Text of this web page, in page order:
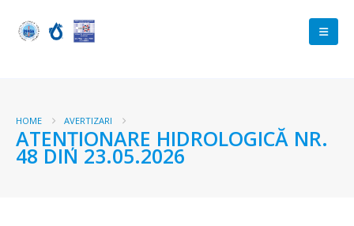
HOME AVERTIZARI
ATENȚIONARE HIDROLOGICĂ NR.
48 DIN 23.05.2026